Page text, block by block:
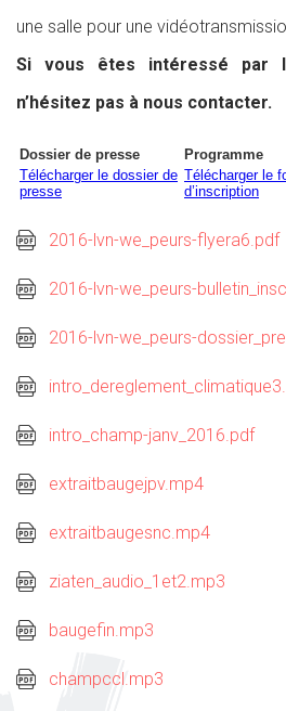
une salle pour une
Si vous êtes intéressé par
n’hésitez pas à nous contacter.
Dossier de presse Programme
Télécharger le dossier de
presse
Télécharger le
d’inscription
2016-lvn-we_peurs-flyera6.pdf
2016-lvn-we_peurs-
2016-lvn-we_peurs-
intro_champ-janv_2016.pdf
extraitbaugejpv.mp4
extraitbaugesnc.mp4
ziaten_audio_1et2.mp3
baugefin.mp3
champccl.mp3